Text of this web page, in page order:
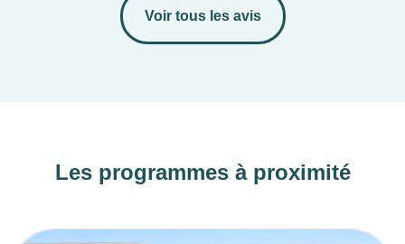
Voir tous les avis
Les programmes à proximité